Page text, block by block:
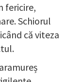
fericire,
Schiorul
că viteza